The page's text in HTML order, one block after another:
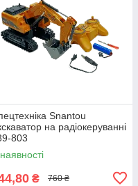
Snantou
на радіокеруванні
803
₴ 760 ₴